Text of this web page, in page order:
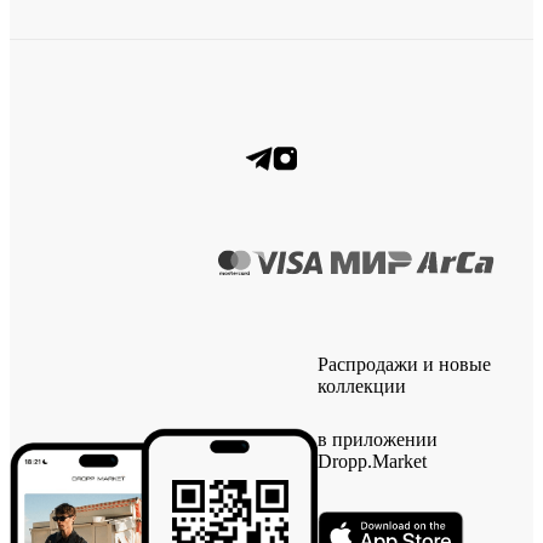
Распродажи и новые
коллекции
в приложении
Dropp.Market